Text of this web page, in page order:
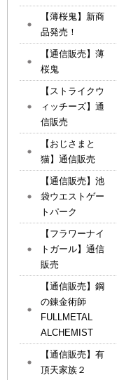
【薄桜鬼】新商
品発売！
【通信販売】薄
桜鬼
【ストライクウ
ィッチーズ】通
信販売
【おじさまと
猫】通信販売
【通信販売】池
袋ウエストゲー
トパーク
【フラワーナイ
トガール】通信
販売
【通信販売】鋼
の錬金術師
FULLMETAL
ALCHEMIST
【通信販売】有
頂天家族２